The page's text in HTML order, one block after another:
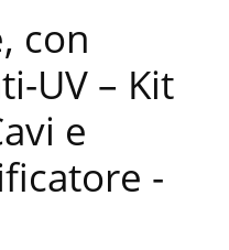
con
UV – Kit
e
-